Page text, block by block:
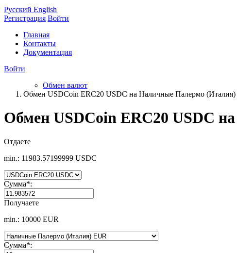
Русский English
Регистрация Войти
Главная
Контакты
Документация
Войти
Обмен валют
Обмен USDCoin ERC20 USDC на Наличные Палермо (Италия)
Обмен USDCoin ERC20 USDC
Отдаете
min.: 11983.57199999 USDC
Сумма*:
Получаете
min.: 10000 EUR
Сумма*: